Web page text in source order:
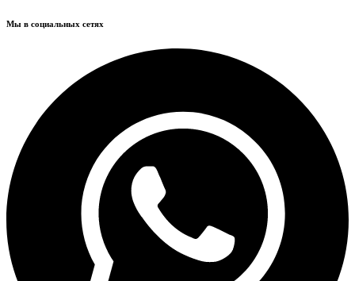
Мы в социальных сетях